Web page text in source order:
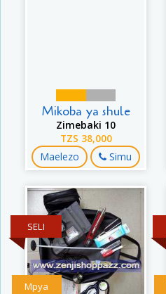
Mikoba ya shule
Zimebaki 10
TZS 38,000
Maelezo Simu
Mpya
SELI